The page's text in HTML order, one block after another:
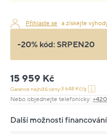
Přihlaste se a získejte
-20% kód: SRPEN20
15 959 Kč
Garance nejnižší ceny:3 648 Kč/g
Nebo objednejte telefonicky:
Další možnosti